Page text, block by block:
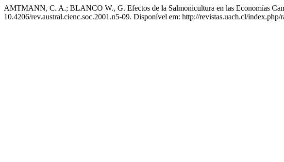
AMTMANN, C. A.; BLANCO W., G. Efectos de la Salmonicultura en las Economías
10.4206/rev.austral.cienc.soc.2001.n5-09. Disponível em: http://revistas.uach.cl/